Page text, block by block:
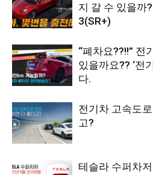
지 갈 수 있을까
3(SR+)
“폐차요??!!” 전
있을까요?? ‘전
다.
전기차 고속도
고?
테슬라 수퍼차